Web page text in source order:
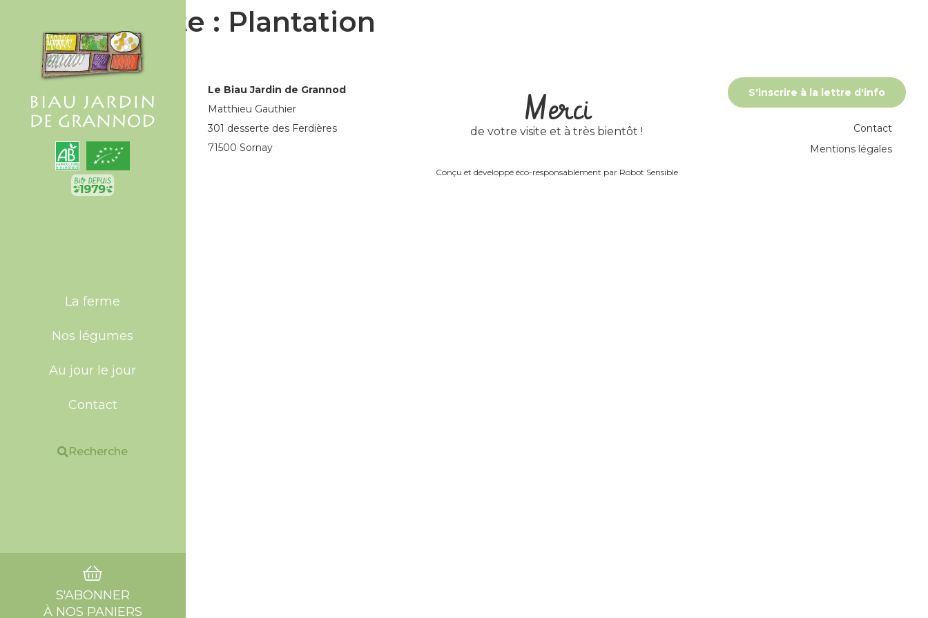
La ferme
Nos légumes
Au jour le jour
Contact
Recherche
S'ABONNER
À NOS PANIERS
Étiquette : Plantation
Le Biau Jardin de Grannod
Matthieu Gauthier
301 desserte des Ferdières
71500 Sornay
Merci
de votre visite et à très bientôt !
S'inscrire à la lettre d'info
Contact
Mentions légales
Conçu et développé éco-responsablement par Robot Sensible